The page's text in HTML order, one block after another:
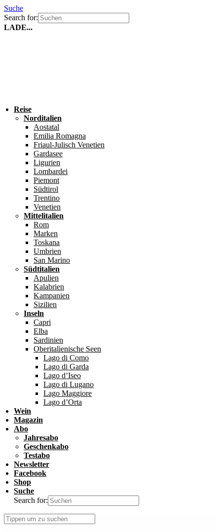
Suche
Search for:
LADE...
Reise
Norditalien
Aostatal
Emilia Romagna
Friaul-Julisch Venetien
Gardasee
Ligurien
Lombardei
Piemont
Südtirol
Trentino
Venetien
Mittelitalien
Rom
Marken
Toskana
Umbrien
San Marino
Südtitalien
Apulien
Kalabrien
Kampanien
Sizilien
Inseln
Capri
Elba
Sardinien
Oberitalienische Seen
Lago di Como
Lago di Garda
Lago d’Iseo
Lago di Lugano
Lago Maggiore
Lago d’Orta
Wein
Magazin
Abo
Jahresabo
Geschenkabo
Testabo
Newsletter
Facebook
Shop
Suche
Search for: